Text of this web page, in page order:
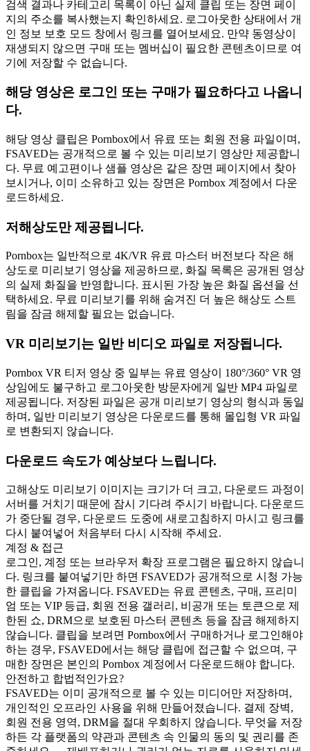
검색 결과나 카테고리 목록이 아닌 실제 클립 또는 장면 페이
지의 주소를 복사했는지 확인하세요. 로그아웃한 상태에서 개
인 정보 보호 모드 창에서 링크를 열어보세요. 만약 동영상이
재생되지 않으면 구매 또는 멤버십이 필요한 콘텐츠이므로 여
기에 저장할 수 없습니다.
해당 영상은 로그인 또는 구매가 필요하다고 나옵니
다.
해당 영상 클립은 Pornbox에서 유료 또는 회원 전용 파일이며,
FSAVED는 공개적으로 볼 수 있는 미리보기 영상만 제공합니
다. 무료 예고편이나 샘플 영상은 같은 장면 페이지에서 찾아
보시거나, 이미 소유하고 있는 장면은 Pornbox 계정에서 다운
로드하세요.
저해상도만 제공됩니다.
Pornbox는 일반적으로 4K/VR 유료 마스터 버전보다 작은 해
상도로 미리보기 영상을 제공하므로, 화질 목록은 공개된 영상
의 실제 화질을 반영합니다. 표시된 가장 높은 화질 옵션을 선
택하세요. 무료 미리보기를 위해 숨겨진 더 높은 해상도 스트
림을 잠금 해제할 필요는 없습니다.
VR 미리보기는 일반 비디오 파일로 저장됩니다.
Pornbox VR 티저 영상 중 일부는 유료 영상이 180°/360° VR 영
상임에도 불구하고 로그아웃한 방문자에게 일반 MP4 파일로
제공됩니다. 저장된 파일은 공개 미리보기 영상의 형식과 동일
하며, 일반 미리보기 영상은 다운로드를 통해 몰입형 VR 파일
로 변환되지 않습니다.
다운로드 속도가 예상보다 느립니다.
고해상도 미리보기 이미지는 크기가 더 크고, 다운로드 과정이
서버를 거치기 때문에 잠시 기다려 주시기 바랍니다. 다운로드
가 중단될 경우, 다운로드 도중에 새로고침하지 마시고 링크를
다시 붙여넣어 처음부터 다시 시작해 주세요.
계정 & 접근
로그인, 계정 또는 브라우저 확장 프로그램은 필요하지 않습니
다. 링크를 붙여넣기만 하면 FSAVED가 공개적으로 시청 가능
한 클립을 가져옵니다. FSAVED는 유료 콘텐츠, 구매, 프리미
엄 또는 VIP 등급, 회원 전용 갤러리, 비공개 또는 토큰으로 제
한된 쇼, DRM으로 보호된 마스터 콘텐츠 등을 잠금 해제하지
않습니다. 클립을 보려면 Pornbox에서 구매하거나 로그인해야
하는 경우, FSAVED에서는 해당 클립에 접근할 수 없으며, 구
매한 장면은 본인의 Pornbox 계정에서 다운로드해야 합니다.
안전하고 합법적인가요?
FSAVED는 이미 공개적으로 볼 수 있는 미디어만 저장하며,
개인적인 오프라인 사용을 위해 만들어졌습니다. 결제 장벽,
회원 전용 영역, DRM을 절대 우회하지 않습니다. 무엇을 저장
하든 각 플랫폼의 약관과 콘텐츠 속 인물의 동의 및 권리를 존